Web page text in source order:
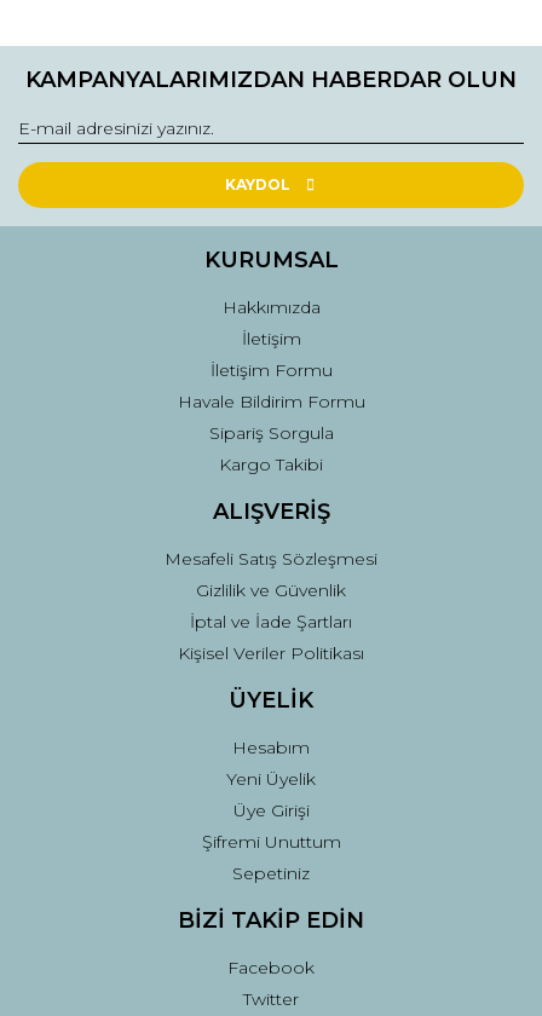
Ürün fiyatı diğer sitelerden daha pahalı.
Bu ürüne benzer farklı alternatifler olmalı.
KAMPANYALARIMIZDAN HABERDAR OLUN
KAYDOL
KURUMSAL
Hakkımızda
İletişim
İletişim Formu
Havale Bildirim Formu
Sipariş Sorgula
Kargo Takibi
ALIŞVERİŞ
Mesafeli Satış Sözleşmesi
Gizlilik ve Güvenlik
İptal ve İade Şartları
Kişisel Veriler Politikası
ÜYELİK
Hesabım
Yeni Üyelik
Üye Girişi
Şifremi Unuttum
Sepetiniz
BİZİ TAKİP EDİN
Facebook
Twitter